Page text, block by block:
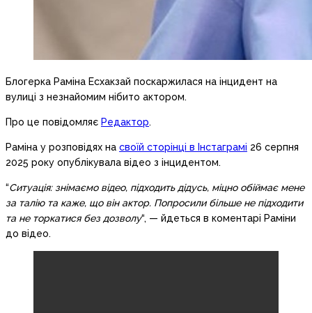
Блогерка Раміна Есхакзай поскаржилася на інцидент на
вулиці з незнайомим нібито актором.
Про це повідомляє Редактор.
Раміна у розповідях на своїй сторінці в Інстаграмі 26 серпня
2025 року опублікувала відео з інцидентом.
“Ситуація: знімаємо відео, підходить дідусь, міцно обіймає мене
за талію та каже, що він актор. Попросили більше не підходити
та не торкатися без дозволу“, — йдеться в коментарі Раміни
до відео.